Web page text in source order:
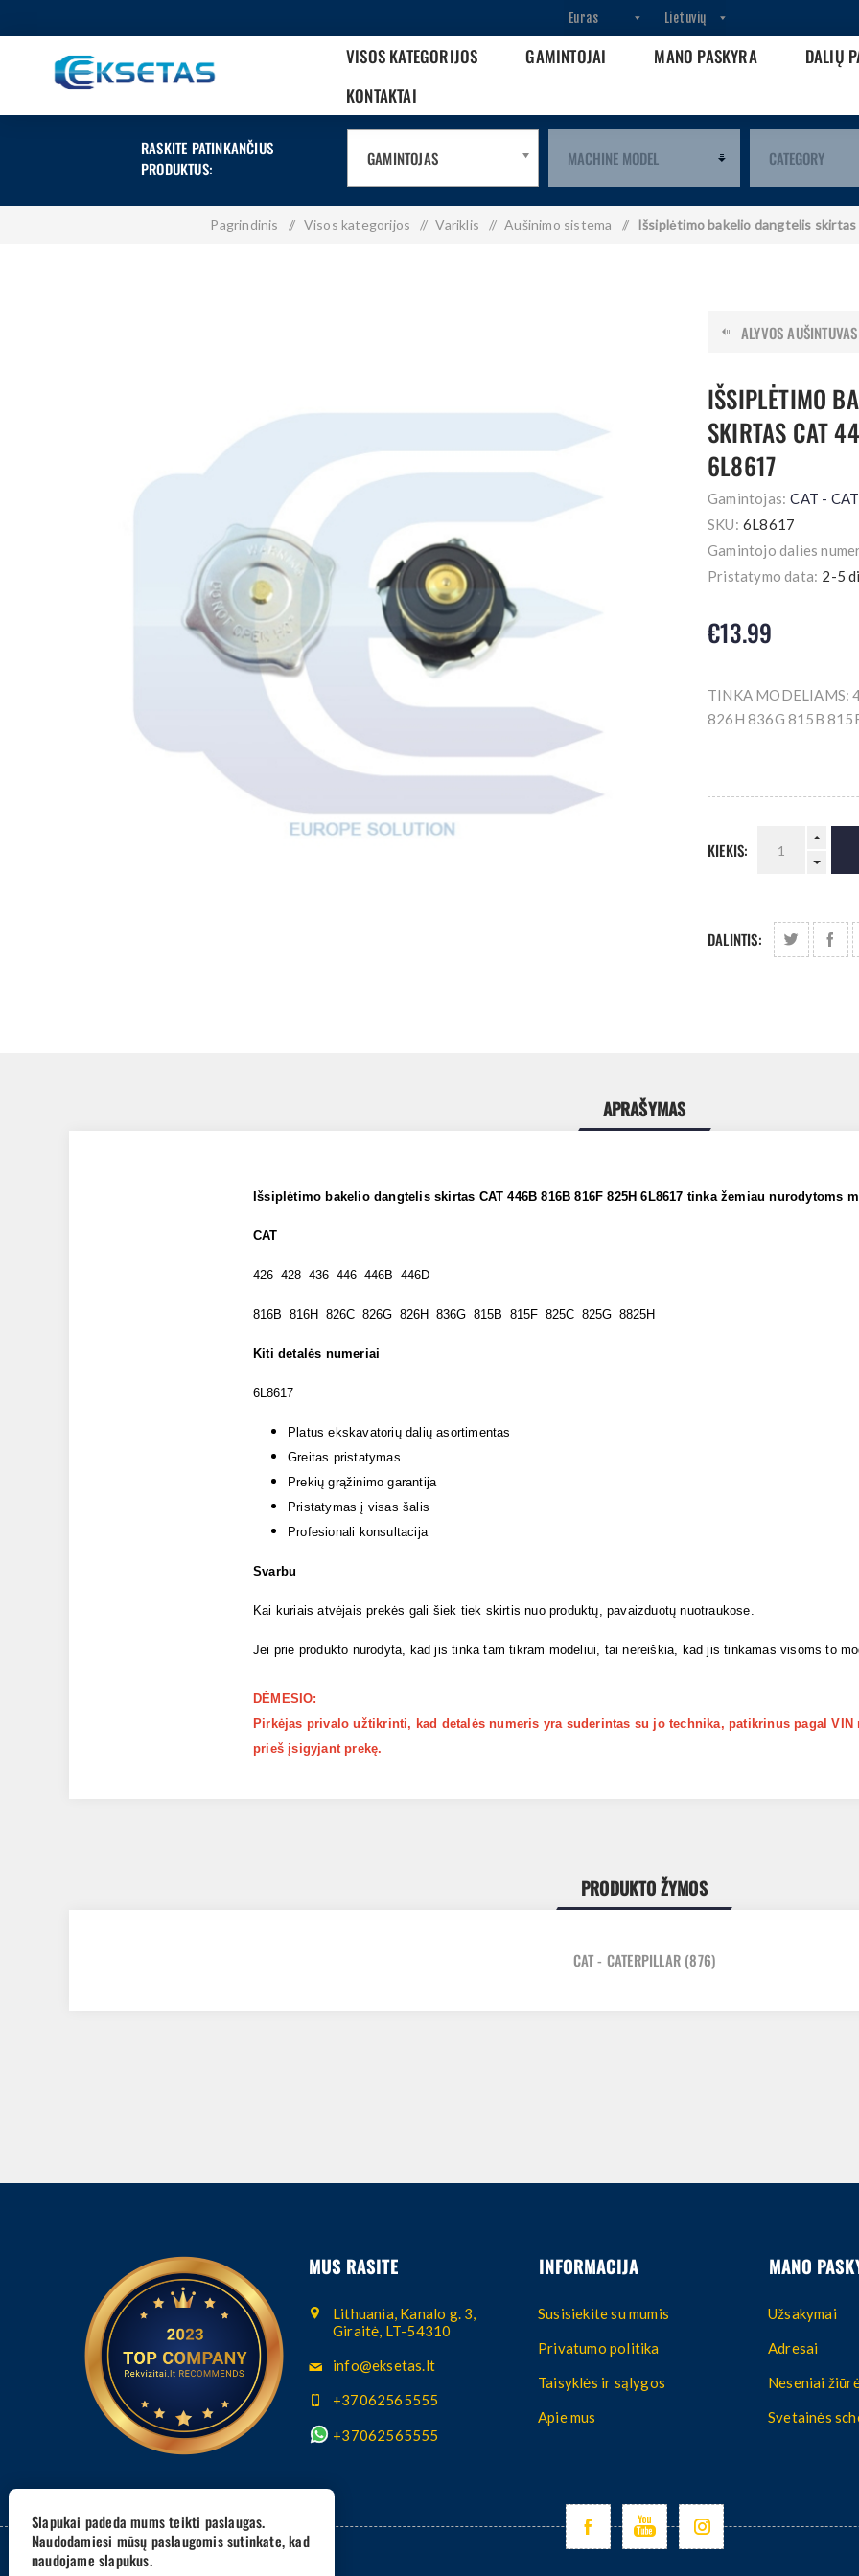
VISOS KATEGORIJOS GAMINTOJAI MANO PASKYRA
DALIŲ
KONTAKTAI
RASKITE PATINKANČIUS
PRODUKTUS:
GAMINTOJAS
Pagrindinis / Visos kategorijos / Variklis / Aušinimo sistema / Išsiplėtimo bakelio dangtelis
ALYVOS
IŠSIPLĖTIMO
SKIRTAS CAT
6L8617
Gamintojas: CAT -
SKU: 6L8617
Gamintojo dalies
Pristatymo data: 2-5
€13.99
TINKA MODELIAMS:
826H 836G 815B
KIEKIS:
DALINTIS:
APRAŠYMAS
Išsiplėtimo bakelio dangtelis skirtas CAT 446B 816B 816F 825H 6L8617 tinka žemiau nurodytoms
CAT
426 428 436 446 446B 446D
816B 816H 826C 826G 826H 836G 815B 815F 825C 825G 8825H
Kiti detalės numeriai
6L8617
Platus ekskavatorių dalių asortimentas
Greitas pristatymas
Prekių grąžinimo garantija
Pristatymas į visas šalis
Profesionali konsultacija
Svarbu
Kai kuriais atvėjais prekės gali šiek tiek skirtis nuo produktų, pavaizduotų nuotraukose.
Jei prie produkto nurodyta, kad jis tinka tam tikram modeliui, tai nereiškia, kad jis tinkamas visoms to
DĖMESIO:
Pirkėjas privalo užtikrinti, kad detalės numeris yra suderintas su jo technika, patikrinus pagal VIN
prieš įsigyjant prekę.
PRODUKTO ŽYMOS
CAT - CATERPILLAR (876)
MUS RASITE
Lithuania, Kanalo g. 3,
Giraitė, LT-54310
info@eksetas.lt
+37062565555
+37062565555
INFORMACIJA
Susisiekite su mumis
Privatumo politika
Taisyklės ir sąlygos
Apie mus
MANO
Užsakymai
Adresai
Neseniai
Svetainės
Slapukai padeda mums teikti paslaugas.
Naudodamiesi mūsų paslaugomis sutinkate, kad
naudojame slapukus.